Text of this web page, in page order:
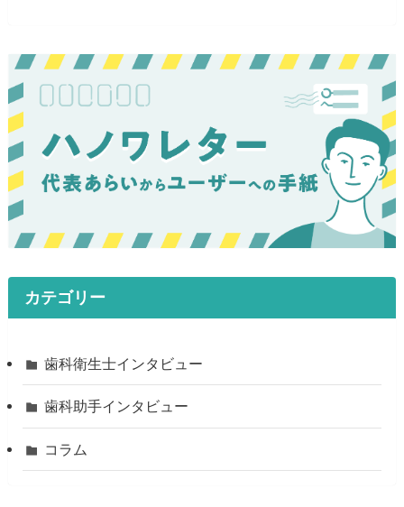
カテゴリー
歯科衛生士インタビュー
歯科助手インタビュー
コラム